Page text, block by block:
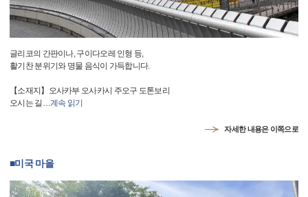
글리코의 간판이나, 구이다오레 인형 등,
활기찬 분위기와 명물 음식이 가득합니다.
【소재지】오사카부 오사카시 주오구 도톤보리
오시는 길 …계속 읽기
자세한 내용은 이쪽으로
■미국 마을